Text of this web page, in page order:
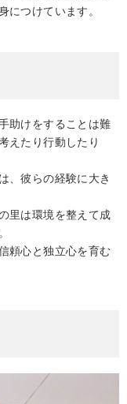
につけています。
助けをすることは難
えたり行動したり
、彼らの経験に大き
里は環境を整えて成
頼心と独立心を育む